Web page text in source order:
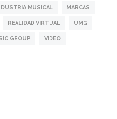
MUSICAL MARCAS
REALIDAD VIRTUAL UMG
GROUP VIDEO